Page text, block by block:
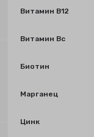
Витамин В12
Витамин Вс
Биотин
Марганец
Цинк